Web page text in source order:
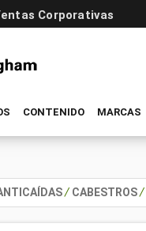
Corporativas
CONTENIDO MARCAS
/ CABESTROS/